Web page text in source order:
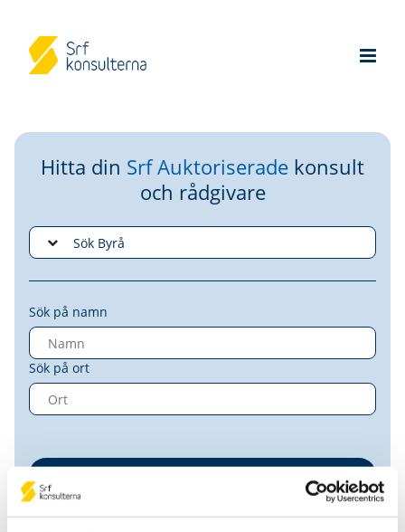
Hitta din Srf Auktoriserade konsult
och rådgivare
Sök på namn
Sök på ort